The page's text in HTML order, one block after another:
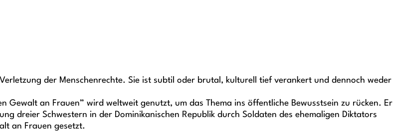
der Menschenrechte. Sie ist subtil oder brutal, kulturell tief verankert und dennoch weder
Gewalt an Frauen” wird weltweit genutzt, um das Thema ins öffentliche Bewusstsein zu rücken. Er
dreier Schwestern in der Dominikanischen Republik durch Soldaten des ehemaligen Diktators
an Frauen gesetzt.